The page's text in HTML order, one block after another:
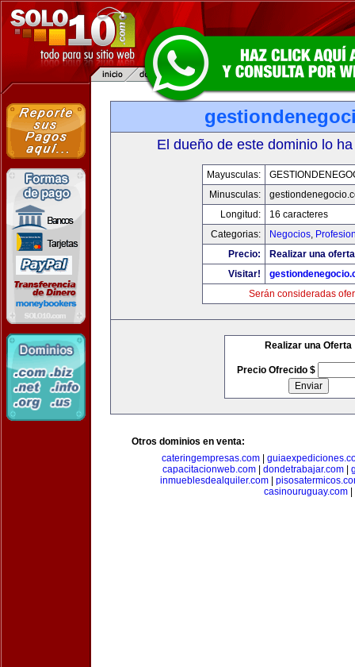
El dueño de este dominio lo
Mayusculas:
Minusculas:
Longitud:
16 caracteres
Categorias:
Negocios,
Precio:
Realizar una
Visitar!
Serán consideradas
Realizar una Oferta
Precio Ofrecido $
Otros dominios en venta:
cateringempresas.com|
capacitacionweb.com
dondetrabajar.com
inmueblesdealquiler.com|
casinouruguay.com